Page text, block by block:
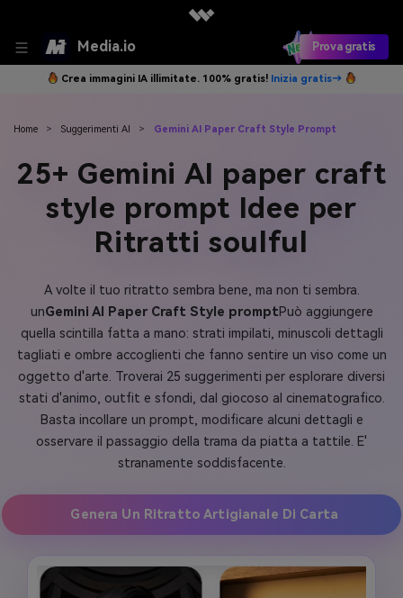
Media.io Prova gratis
Crea immagini IA illimitate. 100% gratis! Inizia gratis→
Home > Suggerimenti AI > Gemini AI Paper Craft Style Prompt
25+ Gemini AI paper craft
style prompt Idee per
Ritratti soulful
A volte il tuo ritratto sembra bene, ma non ti sembra.
unGemini AI Paper Craft Style promptPuò aggiungere
quella scintilla fatta a mano: strati impilati, minuscoli dettagli
tagliati e ombre accoglienti che fanno sentire un viso come un
oggetto d'arte. Troverai 25 suggerimenti per esplorare diversi
stati d'animo, outfit e sfondi, dal giocoso al cinematografico.
Basta incollare un prompt, modificare alcuni dettagli e
osservare il passaggio della trama da piatta a tattile. E'
stranamente soddisfacente.
Genera Un Ritratto Artigianale Di Carta